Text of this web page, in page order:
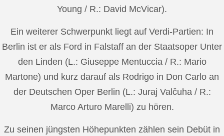
Young / R.: David McVicar).
Ein weiterer Schwerpunkt liegt auf Verdi-Partien: In
Berlin ist er als Ford in Falstaff an der Staatsoper Unter
den Linden (L.: Giuseppe Mentuccia / R.: Mario
Martone) und kurz darauf als Rodrigo in Don Carlo an
der Deutschen Oper Berlin (L.: Juraj Valčuha / R.:
Marco Arturo Marelli) zu hören.
Zu seinen jüngsten Höhepunkten zählen sein Debüt in